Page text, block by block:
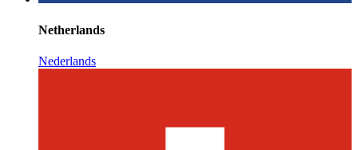
Netherlands
Nederlands